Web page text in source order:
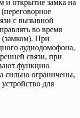
и открытие замка на
с вызывной
во время
(замком). При
аудиодомофона,
связи, при
функцию
сильно ограничены,
для